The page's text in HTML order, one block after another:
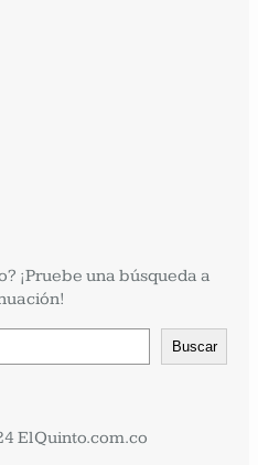
¡Pruebe una búsqueda a
u
a
Buscar
ElQuinto.com.co